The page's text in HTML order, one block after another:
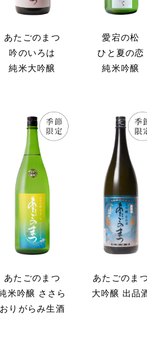
あたごのまつ
吟のいろは
純米大吟醸
愛宕の松
ひと夏の恋
純米吟醸
あたごのまつ
米吟醸 ささら
おりがらみ生酒
あたごのま
大吟醸 出品